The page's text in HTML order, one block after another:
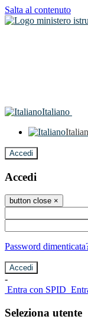
Salta al contenuto
Italiano
Accedi
Accedi
button close ×
Password
-
Entra con SPID
Seleziona utente